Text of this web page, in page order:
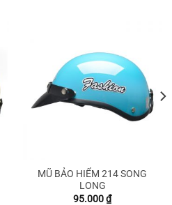
MŨ BẢO HIỂM 214 SONG
LONG
95.000₫